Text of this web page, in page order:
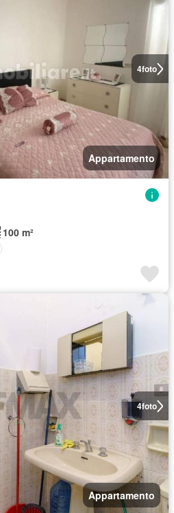
4foto
Appartamento
100 m²
4foto
Appartamento